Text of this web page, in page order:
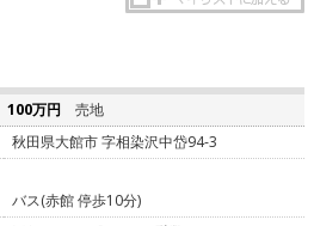
100万円
売地
秋田県大館市 字相染沢中岱94-3
バス(赤館 停歩10分)